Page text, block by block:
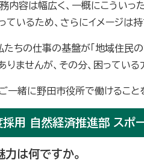
内容は幅広く、一概にこういっ
ているため、さらにイメージは
たちの仕事の基盤が「地域住民
りませんが、その分、困ってい
一緒に野田市役所で働けること
用 自然経済推進部 スポ
は何ですか。